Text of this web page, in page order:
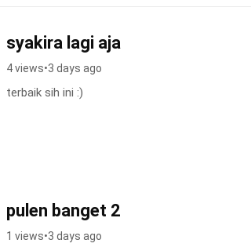
syakira lagi aja
4 views•3 days ago
terbaik sih ini :)
pulen banget 2
1 views•3 days ago